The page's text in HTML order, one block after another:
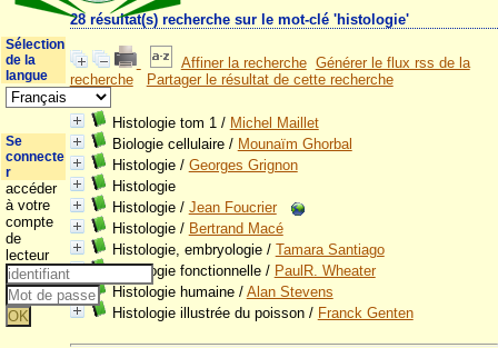
28 résultat(s) recherche sur le mot-clé 'histologie'
Affiner la recherche Générer le flux rss de la
recherche
Partager le résultat de cette recherche
Histologie tom 1/ Michel Maillet
Biologie cellulaire/ Mounaïm Ghorbal
Histologie/ Georges Grignon
Histologie
Histologie/ Jean Foucrier
Histologie/ Bertrand Macé
Histologie, embryologie/ Tamara Santiago
Histologie fonctionnelle/ PaulR. Wheater
Histologie humaine/ Alan Stevens
Histologie illustrée du poisson/ Franck Genten
Sélection
de la
langue
Se
connecte
r
accéder
à votre
compte
de
lecteur